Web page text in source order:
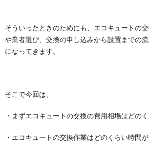
そういったときのためにも、エコキュートの
や業者選び、交換の申し込みから設置までの
になってきます。
そこで今回は、
・まずエコキュートの交換の費用相場はどの
・エコキュートの交換作業はどのくらい時間